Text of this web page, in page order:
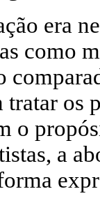
era
como
os
o
a